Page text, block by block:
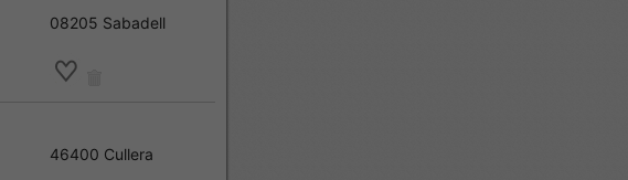
08205 Sabadell
46400 Cullera